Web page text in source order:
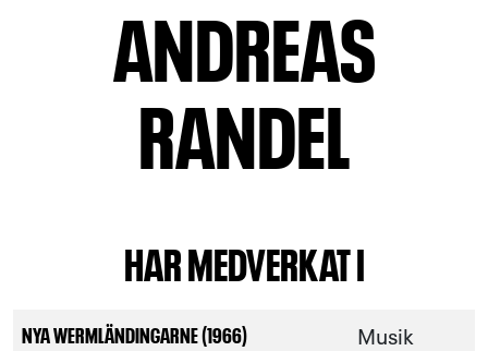
ANDREAS
RANDEL
HAR MEDVERKAT I
NYA WERMLÄNDINGARNE (1966) Musik